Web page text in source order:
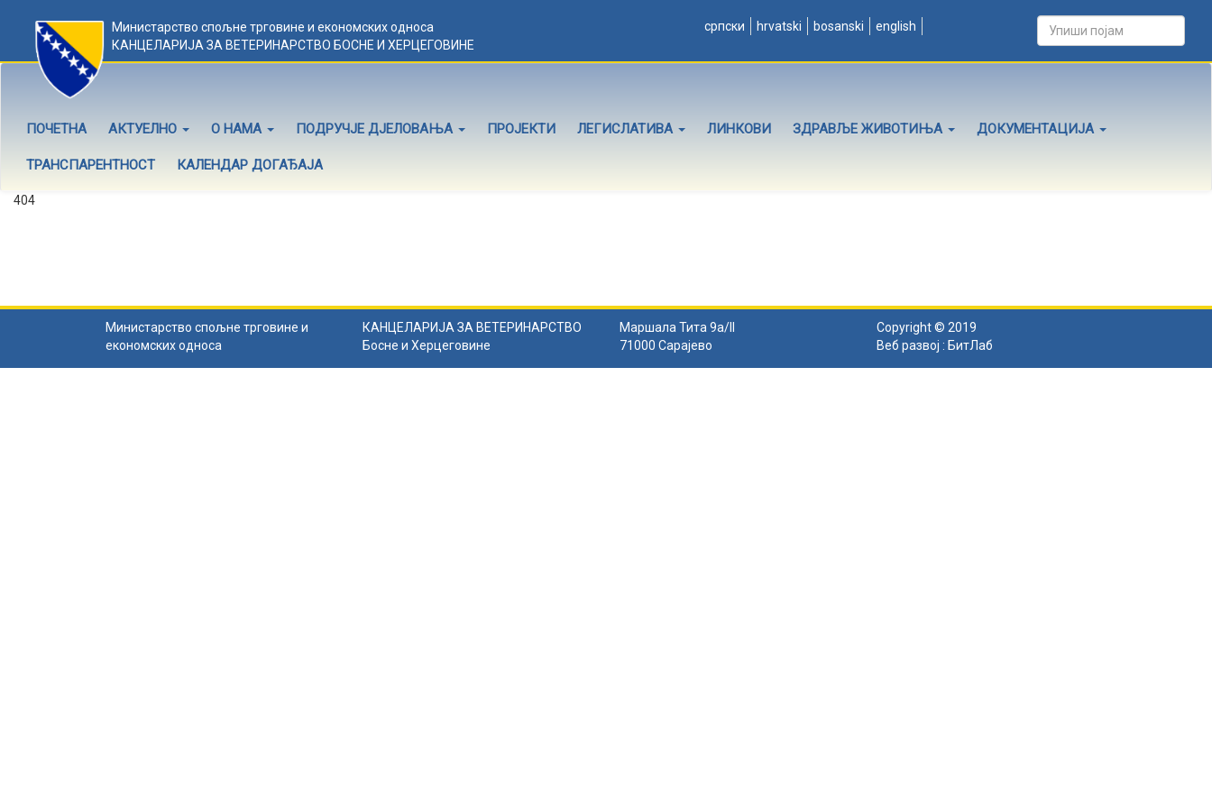
Министарство спољне трговине и економских односа
КАНЦЕЛАРИЈА ЗА ВЕТЕРИНАРСТВО БОСНЕ И ХЕРЦЕГОВИНЕ
српски hrvatski bosanski english
ПОЧЕТНА АКТУЕЛНО О НАМА ПОДРУЧЈЕ ДЈЕЛОВАЊА ПРОЈЕКТИ ЛЕГИСЛАТИВА ЛИНКОВИ ЗДРАВЉЕ ЖИВОТИЊА ДОКУМЕНТАЦИЈА
ТРАНСПАРЕНТНОСТ КАЛЕНДАР ДОГАЂАЈА
404
Министарство спољне трговине и
економских односа
КАНЦЕЛАРИЈА ЗА ВЕТЕРИНАРСТВО
Босне и Херцеговине
Маршала Тита 9а/II
71000 Сарајево
Copyright © 2019
Веб развој : БитЛаб